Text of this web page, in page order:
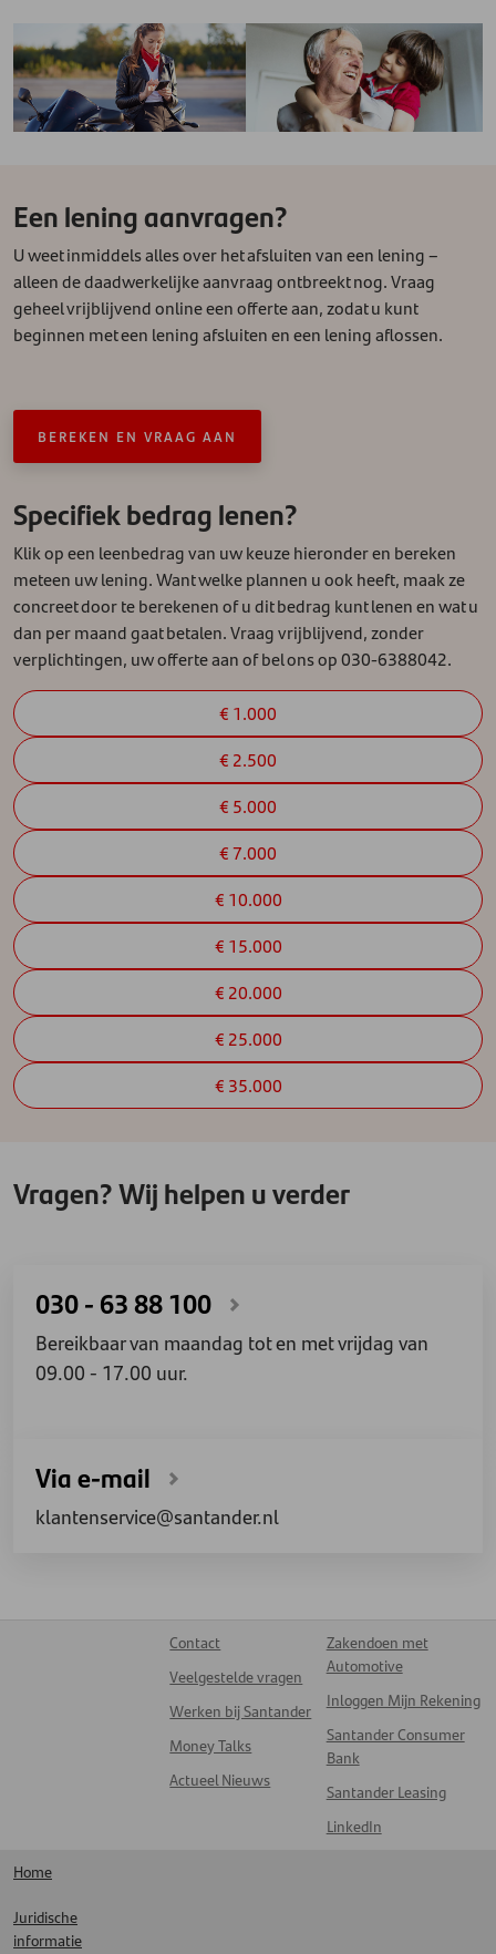
Een lening aanvragen?
U weet inmiddels alles over het afsluiten van een lening –
alleen de daadwerkelijke aanvraag ontbreekt nog. Vraag
geheel vrijblijvend online een offerte aan, zodat u kunt
beginnen met een lening afsluiten en een lening aflossen.
BEREKEN EN VRAAG AAN
Specifiek bedrag lenen?
Klik op een leenbedrag van uw keuze hieronder en bereken
meteen uw lening. Want welke plannen u ook heeft, maak ze
concreet door te berekenen of u dit bedrag kunt lenen en wat u
dan per maand gaat betalen. Vraag vrijblijvend, zonder
verplichtingen, uw offerte aan of bel ons op 030-6388042.
€ 1.000
€ 2.500
€ 5.000
€ 7.000
€ 10.000
€ 15.000
€ 20.000
€ 25.000
€ 35.000
Vragen? Wij helpen u verder
030 - 63 88 100
Bereikbaar van maandag tot en met vrijdag van
09.00 - 17.00 uur.
Via e-mail
klantenservice@santander.nl
Contact
Veelgestelde vragen
Werken bij Santander
Money Talks
Actueel Nieuws
Zakendoen met
Automotive
Inloggen Mijn Rekening
Santander Consumer
Bank
Santander Leasing
LinkedIn
Home
Juridische
informatie